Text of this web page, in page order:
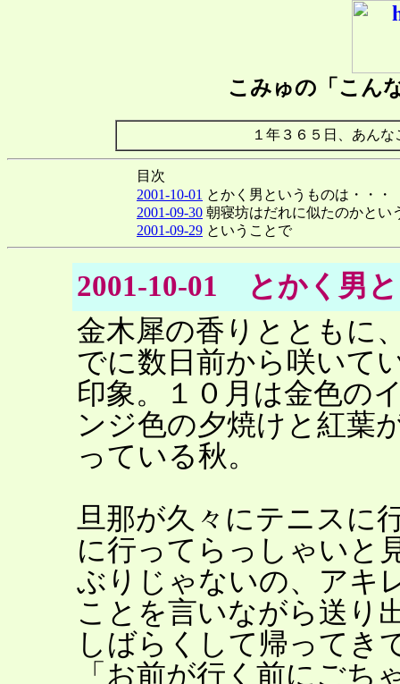
こみゅの「こん
１年３６５日、あん
目次
2001-10-01 とかく男というものは・・・
2001-09-30 朝寝坊はだれに似たのかとい
2001-09-29 ということで
2001-10-01 とかく男
金木犀の香りとともに
でに数日前から咲いて
印象。１０月は金色の
ンジ色の夕焼けと紅葉
っている秋。
旦那が久々にテニスに
に行ってらっしゃいと
ぶりじゃないの、アキ
ことを言いながら送り
しばらくして帰ってき
「お前が行く前にごち